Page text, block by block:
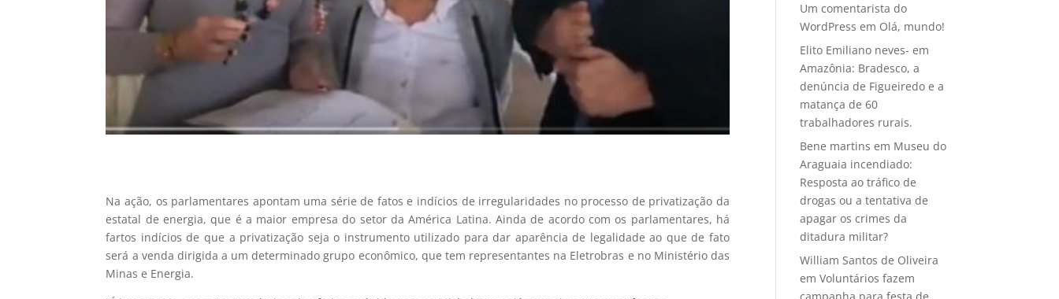
Na ação, os parlamentares apontam uma série de fatos e indícios de irregularidades no processo de privatização da
estatal de energia, que é a maior empresa do setor da América Latina. Ainda de acordo com os parlamentares, há
fartos indícios de que a privatização seja o instrumento utilizado para dar aparência de legalidade ao que de fato
será a venda dirigida a um determinado grupo econômico, que tem representantes na Eletrobras e no Ministério das
Minas e Energia.
Um comentarista do
WordPress em Olá, mundo!
Elito Emiliano neves- em
Amazônia: Bradesco, a
denúncia de Figueiredo e a
matança de 60
trabalhadores rurais.
Bene martins em Museu do
Araguaia incendiado:
Resposta ao tráfico de
drogas ou a tentativa de
apagar os crimes da
ditadura militar?
William Santos de Oliveira
emVoluntários fazem